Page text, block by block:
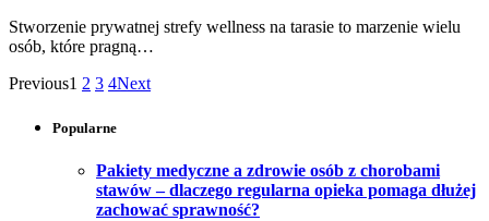
Stworzenie prywatnej strefy wellness na tarasie to marzenie wielu
osób, które pragną…
Previous1 2 3 4Next
Popularne
Pakiety medyczne a zdrowie osób z chorobami
stawów – dlaczego regularna opieka pomaga dłużej
zachować sprawność?